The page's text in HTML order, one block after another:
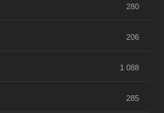
280
206
1 088
285